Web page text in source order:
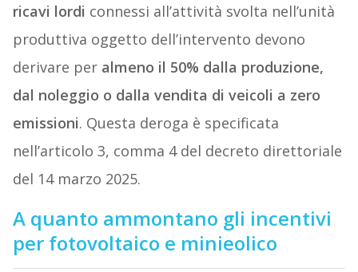
ricavi lordi connessi all’attività svolta nell’unità
produttiva oggetto dell’intervento devono
derivare per almeno il 50% dalla produzione,
dal noleggio o dalla vendita di veicoli a zero
emissioni. Questa deroga è specificata
nell’articolo 3, comma 4 del decreto direttoriale
del 14 marzo 2025.
A quanto ammontano gli incentivi
per fotovoltaico e minieolico